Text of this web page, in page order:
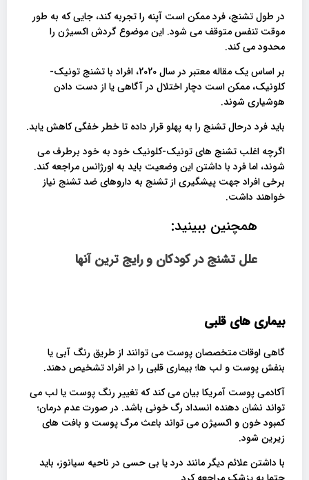
در طول تشنج، فرد ممکن است آپنه را تجربه کند، جایی که به طور
موقت تنفس متوقف می شود. این موضوع گردش اکسیژن را
محدود می کند.
بر اساس یک مقاله معتبر در سال 2020، افراد با تشنج تونیک-
کلونیک، ممکن است دچار اختلال در آگاهی یا از دست دادن
هوشیاری شوند.
باید فرد درحال تشنج را به پهلو قرار داده تا خطر خفگی کاهش یابد.
اگرچه اغلب تشنج های تونیک-کلونیک خود به خود برطرف می
شوند، اما فرد با داشتن این وضعیت باید به اورژانس مراجعه کند.
برخی افراد جهت پیشگیری از تشنج به داروهای ضد تشنج نیاز
خواهند داشت.
همچنین ببینید:
علل تشنج در کودکان و رایج ترین آنها
بیماری های قلبی
گاهی اوقات متخصصان پوست می توانند از طریق رنگ آبی یا
بنفش پوست و لب ها؛ بیماری قلبی را در افراد تشخیص دهند.
آکادمی پوست آمریکا بیان می کند که تغییر رنگ پوست یا لب می
تواند نشان دهنده انسداد رگ خونی باشد. در صورت عدم درمان؛
کمبود خون و اکسیژن می تواند باعث مرگ پوست و بافت های
زیرین شود.
با داشتن علائم دیگر مانند درد یا بی حسی در ناحیه سیانوز، باید